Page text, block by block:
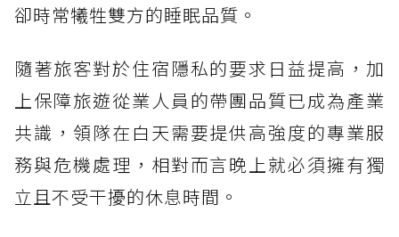
卻時常犧牲雙方的睡眠品質。
隨著旅客對於住宿隱私的要求日益提高，加
上保障旅遊從業人員的帶團品質已成為產業
共識，領隊在白天需要提供高強度的專業服
務與危機處理，相對而言晚上就必須擁有獨
立且不受干擾的休息時間。